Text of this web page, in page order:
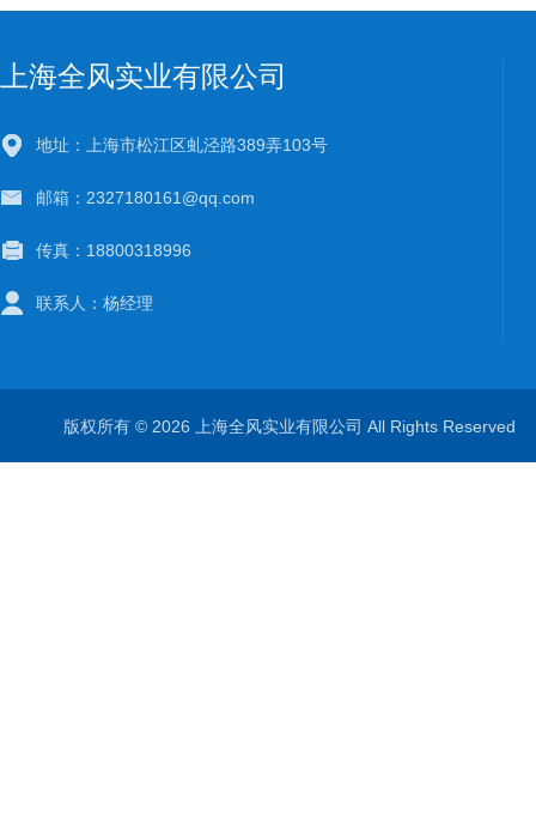
上海全风实业有限公司
地址：上海市松江区虬泾路389弄103号
邮箱：2327180161@qq.com
传真：18800318996
联系人：杨经理
版权所有 © 2026 上海全风实业有限公司 All Rights